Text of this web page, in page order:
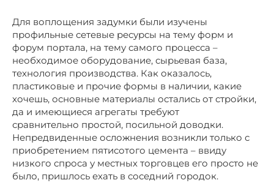
Для воплощения задумки были изучены
профильные сетевые ресурсы на тему форм и
форум портала, на тему самого процесса –
необходимое оборудование, сырьевая база,
технология производства. Как оказалось,
пластиковые и прочие формы в наличии, какие
хочешь, основные материалы остались от стройки,
да и имеющиеся агрегаты требуют
сравнительно простой, посильной доводки.
Непредвиденные осложнения возникли только с
приобретением пятисотого цемента – ввиду
низкого спроса у местных торговцев его просто не
было, пришлось ехать в соседний городок.